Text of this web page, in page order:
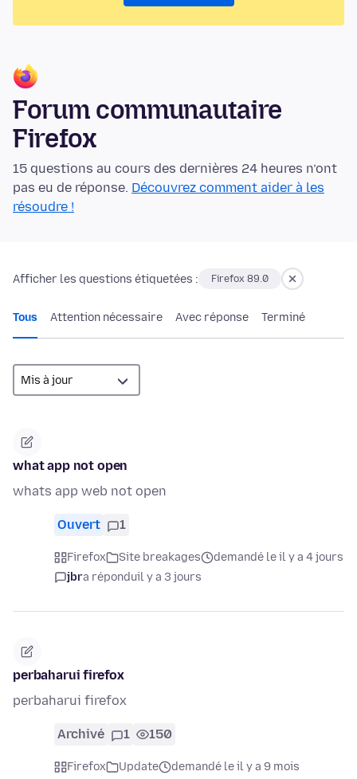
Forum communautaire
Firefox
15 questions au cours des dernières 24 heures n’ont
pas eu de réponse. Découvrez comment aider à les
résoudre !
Afficher les questions étiquetées : Firefox 89.0
Tous Attention nécessaire Avec réponse Terminé
what app not open
whats app web not open
Ouvert 1
Firefox Site breakages
demandé le il y a 4 jours
jbra réponduil y a 3 jours
perbaharui firefox
perbaharui firefox
Archivé 1 150
Firefox Update
demandé le il y a 9 mois